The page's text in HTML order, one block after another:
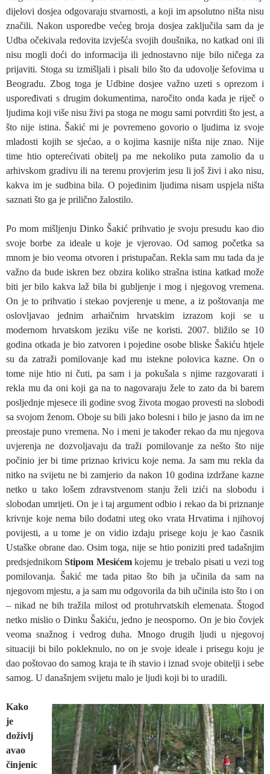
dijelovi dosjea odgovaraju stvarnosti, a koji im apsolutno ništa nisu
značili. Nakon usporedbe većeg broja dosjea zaključila sam da je
Udba očekivala redovita izvješća svojih doušnika, no katkad oni ili
nisu mogli doći do informacija ili jednostavno nije bilo ničega za
prijaviti. Stoga su izmišljali i pisali bilo što da udovolje šefovima u
Beogradu. Zbog toga je Udbine dosjee važno uzeti s oprezom i
uspoređivati s drugim dokumentima, naročito onda kada je riječ o
ljudima koji više nisu živi pa stoga ne mogu sami potvrditi što jest, a
što nije istina. Šakić mi je povremeno govorio o ljudima iz svoje
mladosti kojih se sjećao, a o kojima kasnije ništa nije znao. Nije
time htio opterećivati obitelj pa me nekoliko puta zamolio da u
arhivskom gradivu ili na terenu provjerim jesu li još živi i ako nisu,
kakva im je sudbina bila. O pojedinim ljudima nisam uspjela ništa
saznati što ga je prilično žalostilo.
Po mom mišljenju Dinko Šakić prihvatio je svoju presudu kao dio
svoje borbe za ideale u koje je vjerovao. Od samog početka sa
mnom je bio veoma otvoren i pristupačan. Rekla sam mu tada da je
važno da bude iskren bez obzira koliko strašna istina katkad može
biti jer bilo kakva laž bila bi gubljenje i mog i njegovog vremena.
On je to prihvatio i stekao povjerenje u mene, a iz poštovanja me
oslovljavao jednim arhaičnim hrvatskim izrazom koji se u
modernom hrvatskom jeziku više ne koristi. 2007. bližilo se 10
godina otkada je bio zatvoren i pojedine osobe bliske Šakiću htjele
su da zatraži pomilovanje kad mu istekne polovica kazne. On o
tome nije htio ni čuti, pa sam i ja pokušala s njime razgovarati i
rekla mu da oni koji ga na to nagovaraju žele to zato da bi barem
posljednje mjesece ili godine svog života mogao provesti na slobodi
sa svojom ženom. Oboje su bili jako bolesni i bilo je jasno da im ne
preostaje puno vremena. No i meni je također rekao da mu njegova
uvjerenja ne dozvoljavaju da traži pomilovanje za nešto što nije
počinio jer bi time priznao krivicu koje nema. Ja sam mu rekla da
nitko na svijetu ne bi zamjerio da nakon 10 godina izdržane kazne
netko u tako lošem zdravstvenom stanju želi izići na slobodu i
slobodan umrijeti. On je i taj argument odbio i rekao da bi priznanje
krivnje koje nema bilo dodatni uteg oko vrata Hrvatima i njihovoj
povijesti, a u tome je on vidio izdaju prisege koju je kao časnik
Ustaške obrane dao. Osim toga, nije se htio poniziti pred tadašnjim
predsjednikomStipom Mesićemkojemu je trebalo pisati u vezi tog
pomilovanja. Šakić me tada pitao što bih ja učinila da sam na
njegovom mjestu, a ja sam mu odgovorila da bih učinila isto što i on
– nikad ne bih tražila milost od protuhrvatskih elemenata. Štogod
netko mislio o Dinku Šakiću, jedno je neosporno. On je bio čovjek
veoma snažnog i vedrog duha. Mnogo drugih ljudi u njegovoj
situaciji bi bilo pokleknulo, no on je svoje ideale i prisegu koju je
dao poštovao do samog kraja te ih stavio i iznad svoje obitelji i sebe
samog. U današnjem svijetu malo je ljudi koji bi to uradili.
Kako
je
doživlj
avao
činjenic